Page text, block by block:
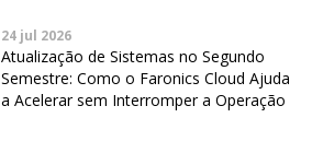
24 jul 2026
Atualização de Sistemas no Segundo
Semestre: Como o Faronics Cloud Ajuda
a Acelerar sem Interromper a Operação